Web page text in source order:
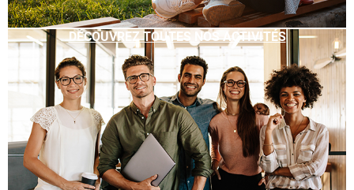
DÉCOUVREZ TOUTES NOS ACTIVITÉS